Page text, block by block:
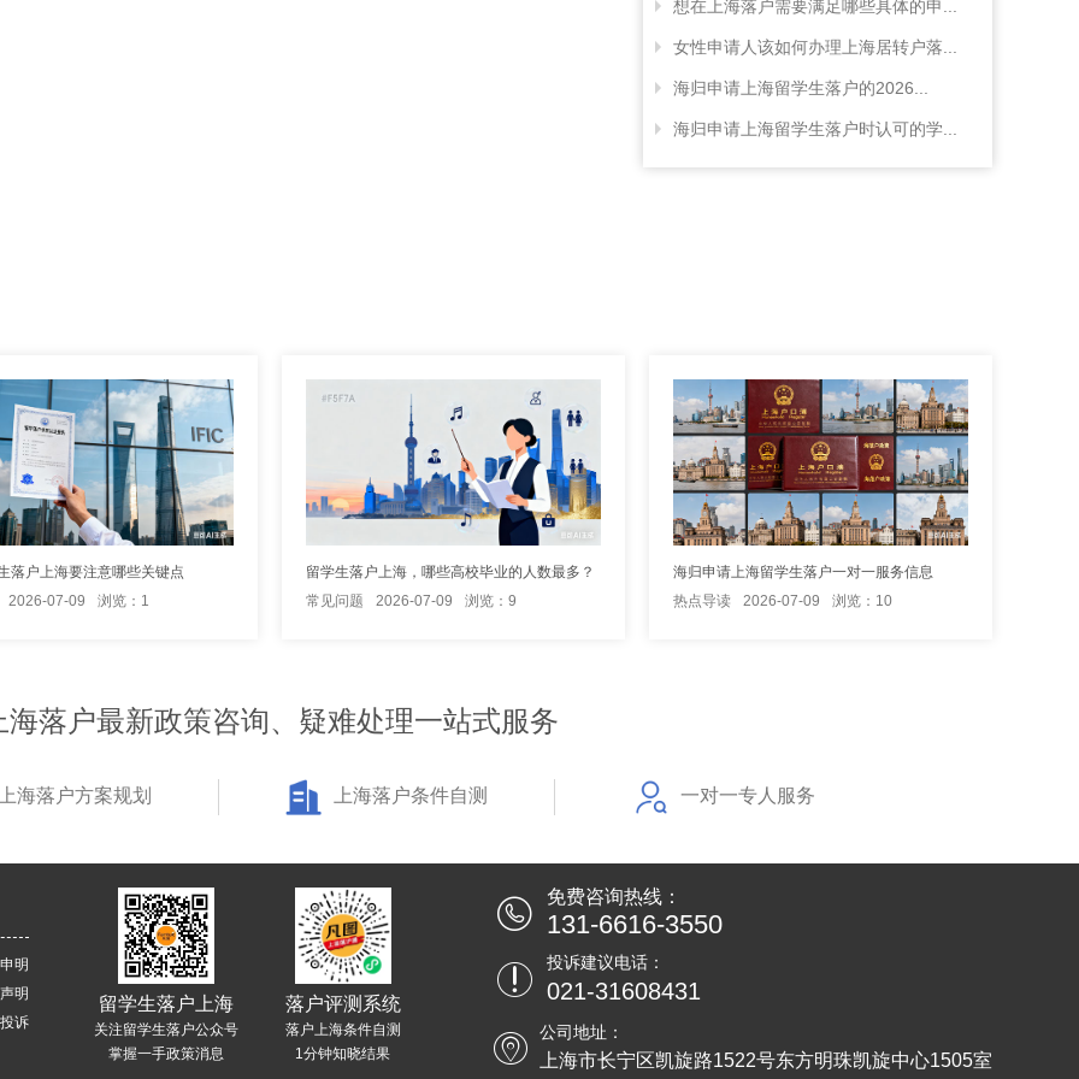
想在上海落户需要满足哪些具体的申...
女性申请人该如何办理上海居转户落...
海归申请上海留学生落户的2026...
海归申请上海留学生落户时认可的学...
落户上海要注意哪些关键点
2026-07-09
浏览：1
留学生落户上海，哪些高校毕业的人数最多？
常见问题
2026-07-09 浏览：9
海归申请上海留学生落户一对一服务信息
热点导读
2026-07-09 浏览：10
海落户最新政策咨询、疑难处理一站式服务
海落户方案规划 上海落户条件自测 一对一专人服务
明
明
诉
留学生落户上海
关注留学生落户公众号
掌握一手政策消息
落户评测系统
落户上海条件自测
1分钟知晓结果
免费咨询热线：
131-6616-3550
投诉建议电话：
021-31608431
公司地址：
上海市长宁区凯旋路1522号东方明珠凯旋中心1505室